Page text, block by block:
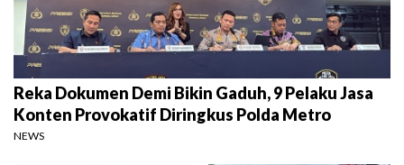
Reka Dokumen Demi Bikin Gaduh, 9 Pelaku Jasa
Konten Provokatif Diringkus Polda Metro
NEWS